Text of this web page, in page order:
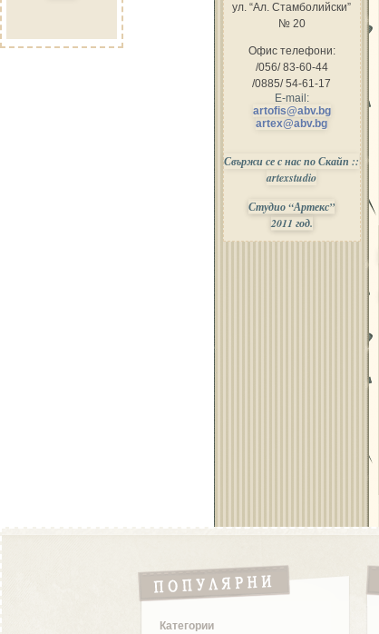
ул. “Ал. Стамболийски”
№ 20
Офис телефони:
/056/ 83-60-44
/0885/ 54-61-17
E-mail:
artofis@abv.bg
artex@abv.bg
Свържи се с нас по Скайп ::
artexstudio
Студио “Артекс”
2011 год.
Категории